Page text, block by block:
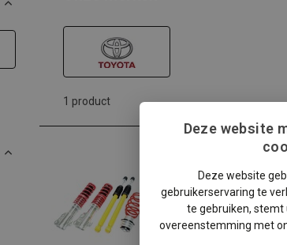
1 product
Toyota
Toyota Yaris III
beste prijs/kwalitei...
Lees meer
Deze website
Deze website
gebruikerservaring te
te gebruiken, stemt
overeenstemming met